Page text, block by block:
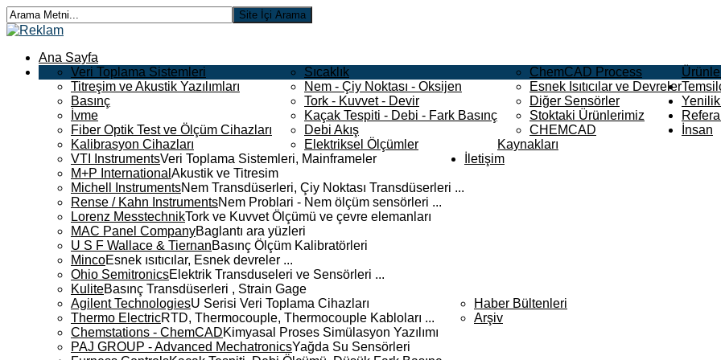
Ana Sayfa
Veri Toplama Sistemleri
Titreşim ve Akustik Yazılımları
Basınç
İvme
Fiber Optik Test ve Ölçüm Cihazları
Kalibrasyon Cihazları
Sıcaklık
Nem - Çiy Noktası - Oksijen
Tork - Kuvvet - Devir
Kaçak Tespiti - Debi - Fark Basınç
Debi Akış
Elektriksel Ölçümler
ChemCAD Process
Esnek Isıtıcılar ve Devreler
Diğer Sensörler
Stoktaki Ürünlerimiz
CHEMCAD
VTI InstrumentsVeri Toplama Sistemleri, Mainframeler
M+P International Akustik ve Titresim
Michell InstrumentsNem Transdüserleri, Çiy Noktası Transdüserleri ...
Rense / Kahn InstrumentsNem Problari - Nem ölçüm sensörleri ...
Lorenz MesstechnikTork ve Kuvvet Ölçümü ve çevre elemanları
MAC Panel CompanyBaglantı ara yüzleri
U S F Wallace & TiernanBasınç Ölçüm Kalibratörleri
MincoEsnek ısıtıcılar, Esnek devreler ...
Ohio SemitronicsElektrik Transduseleri ve Sensörleri ...
KuliteBasınç Transdüserleri , Strain Gage
Agilent TechnologiesU Serisi Veri Toplama Cihazları
Thermo ElectricRTD, Thermocouple, Thermocouple Kabloları ...
Chemstations - ChemCADKimyasal Proses Simülasyon Yazılımı
PAJ GROUP - Advanced MechatronicsYağda Su Sensörleri
Haber Bültenleri
Arşiv
İnsan
Kaynakları
İletişim